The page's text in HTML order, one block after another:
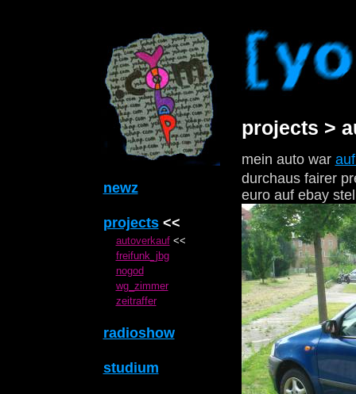
newz
projects<<
autoverkauf<<
freifunk_jbg
nogod
wg_zimmer
zeitraffer
radioshow
studium
projects >
mein auto war
durchaus fairer
euro auf ebay